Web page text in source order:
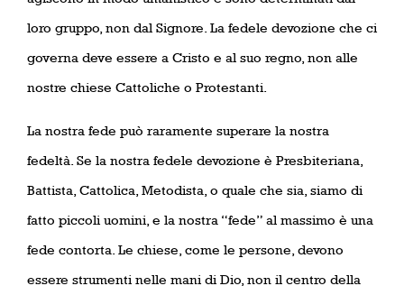
loro gruppo, non dal Signore. La fedele devozione che ci
governa deve essere a Cristo e al suo regno, non alle
nostre chiese Cattoliche o Protestanti.
La nostra fede può raramente superare la nostra
fedeltà. Se la nostra fedele devozione è Presbiteriana,
Battista, Cattolica, Metodista, o quale che sia, siamo di
fatto piccoli uomini, e la nostra “fede” al massimo è una
fede contorta. Le chiese, come le persone, devono
essere strumenti nelle mani di Dio, non il centro della